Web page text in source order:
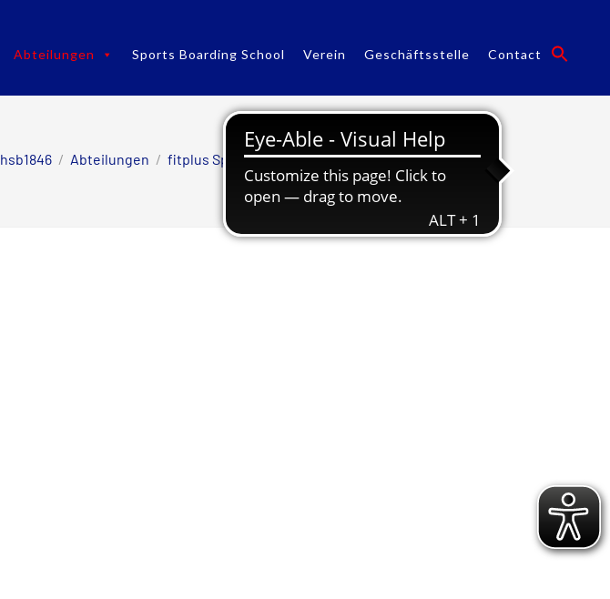
Abteilungen Sports Boarding School Verein Geschäftsstelle Contact
hsb1846 / Abteilungen / fitplus Sportstudio / Team Sportstudio